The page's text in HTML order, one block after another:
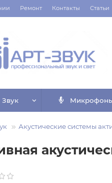
Ремонт Контакты Статьи
Звук
Акустические системы